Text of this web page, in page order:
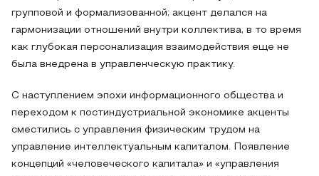
групповой и формализованной; акцент делался на
гармонизации отношений внутри коллектива, в то время
как глубокая персонализация взаимодействия еще не
была внедрена в управленческую практику.
С наступлением эпохи информационного общества и
переходом к постиндустриальной экономике акценты
сместились с управления физическим трудом на
управление интеллектуальным капиталом. Появление
концепций «человеческого капитала» и «управления